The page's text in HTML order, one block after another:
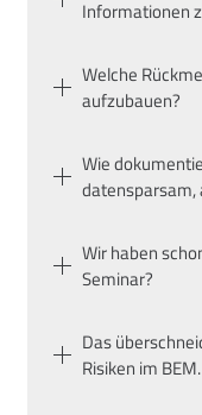
Informationen
Welche
aufzubauen?
Wie
datensparsam,
Wir haben
Seminar?
Das
Risiken im BEM.